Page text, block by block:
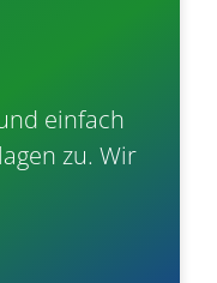
einfach
zu. Wir